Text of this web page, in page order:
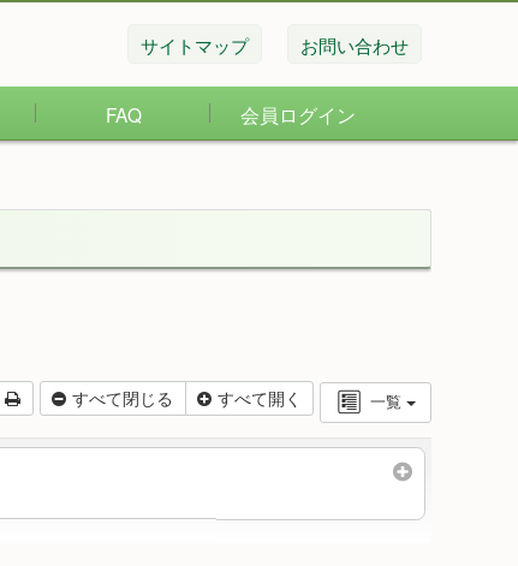
サイトマップ お問い合わせ
FAQ 会員ログイン
一覧
すべて閉じる すべて開く